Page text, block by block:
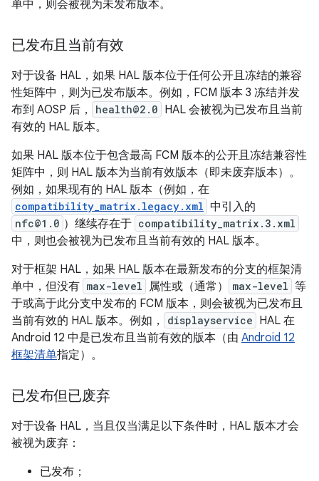
单中，则会被视为未发布版本。
已发布且当前有效
对于设备 HAL，如果 HAL 版本位于任何公开且冻结的兼容
性矩阵中，则为已发布版本。例如，FCM 版本 3 冻结并发
布到 AOSP 后，
health@2.0 HAL 会被视为已发布且当前
有效的 HAL 版本。
如果 HAL 版本位于包含最高 FCM 版本的公开且冻结兼容性
矩阵中，则 HAL 版本为当前有效版本（即未废弃版本）。
例如，如果现有的 HAL 版本（例如，在
compatibility_matrix.legacy.xml 中引入的
nfc@1.0 ）继续存在于 compatibility_matrix.3.xml
中，则也会被视为已发布且当前有效的 HAL 版本。
对于框架 HAL，如果 HAL 版本在最新发布的分支的框架清
单中，但没有 max-level 属性或（通常） max-level 等
于或高于此分支中发布的 FCM 版本，则会被视为已发布且
当前有效的 HAL 版本。例如，
displayservice HAL 在
Android 12 中是已发布且当前有效的版本（由 Android 12
框架清单指定）。
已发布但已废弃
对于设备 HAL，当且仅当满足以下条件时，HAL 版本才会
被视为废弃：
已发布；